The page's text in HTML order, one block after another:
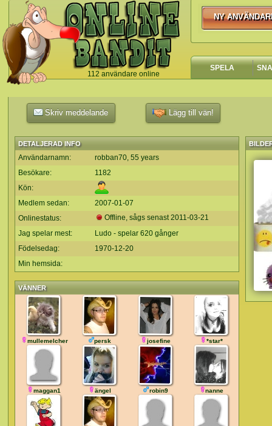
112 användare online
`
NY
NY
SPELA
Skriv meddelande Lägg till vän!
DETALJERAD INFO
Användarnamn:
robban70, 55 years
Besökare:
1182
Kön:
Medlem sedan:
2007-01-07
Onlinestatus:
Offline, sågs senast2011-03-21
Jag spelar mest:
Ludo - spelar 620 gånger
Födelsedag:
1970-12-20
Min hemsida:
VÄNNER
mullemelcher persk josefine *star*
maggan1 ängel robin9 nanne